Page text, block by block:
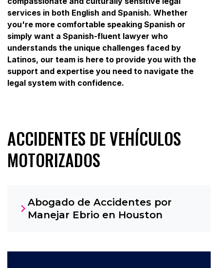
services in both English and Spanish. Whether
you're more comfortable speaking Spanish or
simply want a Spanish-fluent lawyer who
understands the unique challenges faced by
Latinos, our team is here to provide you with the
support and expertise you need to navigate the
legal system with confidence.
ACCIDENTES DE VEHÍCULOS
MOTORIZADOS
Abogado de Accidentes por
Manejar Ebrio en Houston